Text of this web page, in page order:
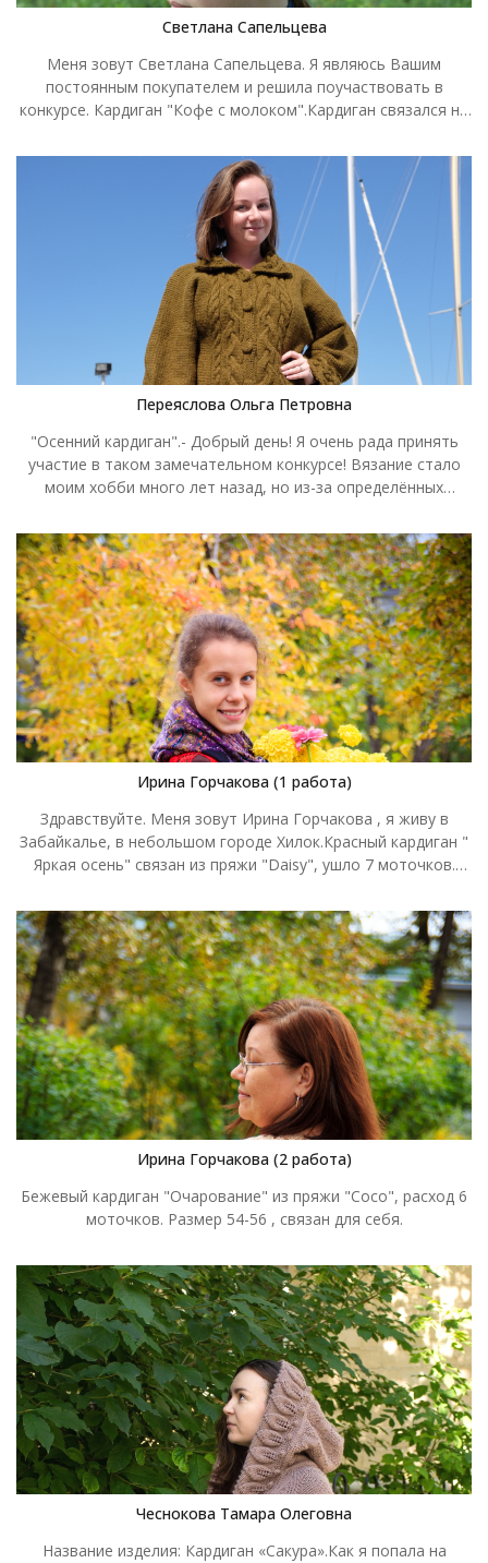
Светлана Сапельцева
Меня зовут Светлана Сапельцева. Я являюсь Вашим
постоянным покупателем и решила поучаствовать в
конкурсе. Кардиган "Кофе с молоком".Кардиган связался на
с молоком, крючок № 3, размер 48, расход пряжи 500 гр.
Пряжа очень понравилась, кардиган не растянулся после
ВТО, очень приятный в носке.
Переяслова Ольга Петровна
"Осенний кардиган".- Добрый день! Я очень рада принять
участие в таком замечательном конкурсе! Вязание стало
моим хобби много лет назад, но из-за определённых
Данное изделие - одно из моих первых, было связано по
случаю дня рождения моей младшей дочери Елизаветы
(кстати это она на фото). Лиза уже два года живет вдали от
семьи и я решила ей приготовить такой вот тёплый
подарок, чтобы он всегда напоминал моей доченьке обо
мне и о родном доме, где ее любят и всегда ждут. В этот
кардиган я вложила свою душу и сердце, надеюсь он будет
согревать мою Лизу много-много лет. Изделие связано в
две нити спицами номер 4. Размер изделия: 46. Расход: 1кг
500гр.
Ирина Горчакова (1 работа)
Здравствуйте. Меня зовут Ирина Горчакова , я живу в
Забайкалье, в небольшом городе Хилок.Красный кардиган "
Яркая осень" связан из пряжи "Daisy", ушло 7 моточков.
подруге в Германию.
Ирина Горчакова (2 работа)
Бежевый кардиган "Очарование" из пряжи "Coco", расход 6
моточков. Размер 54-56 , связан для себя.
Чеснокова Тамара Олеговна
Название изделия: Кардиган «Сакура».Как я попала на